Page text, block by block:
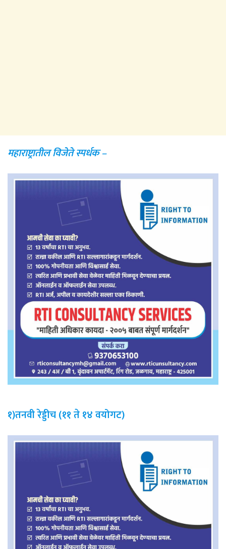
महाराष्ट्रातील विजेतेस्पर्धक–
१)तनवी रेड्डीच (११ ते १४ वयोगट)